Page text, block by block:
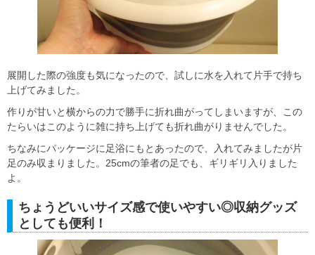
展開した際の強度も気になったので、試しに水を入れて片手で持ち
上げてみました。
作りが甘いと横からの力で勝手に折れ曲がってしまいますが、この
たらいはこのように雑に持ち上げても折れ曲がりませんでした。
ちなみにパッケージに足浴にもとあったので、入れてみましたが片
足のみ収まりました。25cmの筆者の足でも、ギリギリ入りました
よ。
ちょうどいいサイズ感で使いやすい◎収納グッズ
としても便利！